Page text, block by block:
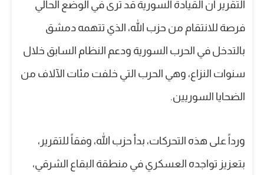
التقرير أن القيادة السورية قد ترى في الوضع الحالي
فرصة للانتقام من حزب الله، الذي تتهمه دمشق
بالتدخل في الحرب السورية ودعم النظام السابق خلال
سنوات النزاع، وهي الحرب التي خلفت مئات الآلاف من
الضحايا السوريين.
ورداً على هذه التحركات، بدأ حزب الله، وفقاً للتقرير،
بتعزيز تواجده العسكري في منطقة البقاع الشرقي،